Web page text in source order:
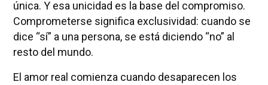
única. Y esa unicidad es la base del compromiso.
Comprometerse significa exclusividad: cuando se
dice “sí” a una persona, se está diciendo “no” al
resto del mundo.
El amor real comienza cuando desaparecen los